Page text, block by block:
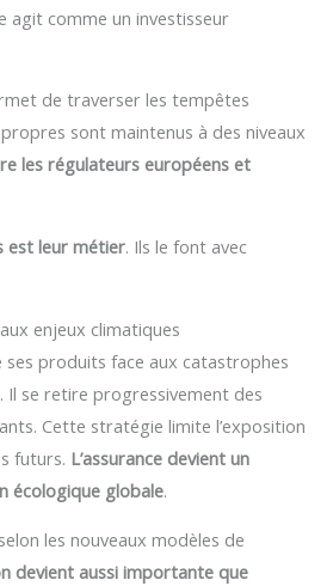
agit comme un investisseur
de traverser les tempêtes
sont maintenus à des niveaux
les régulateurs européens et
est leur métier. Ils le font avec
enjeux climatiques
produits face aux catastrophes
Il se retire progressivement des
Cette stratégie limite l’exposition
futurs. L’assurance devient un
écologique globale.
les nouveaux modèles de
devient aussi importante que